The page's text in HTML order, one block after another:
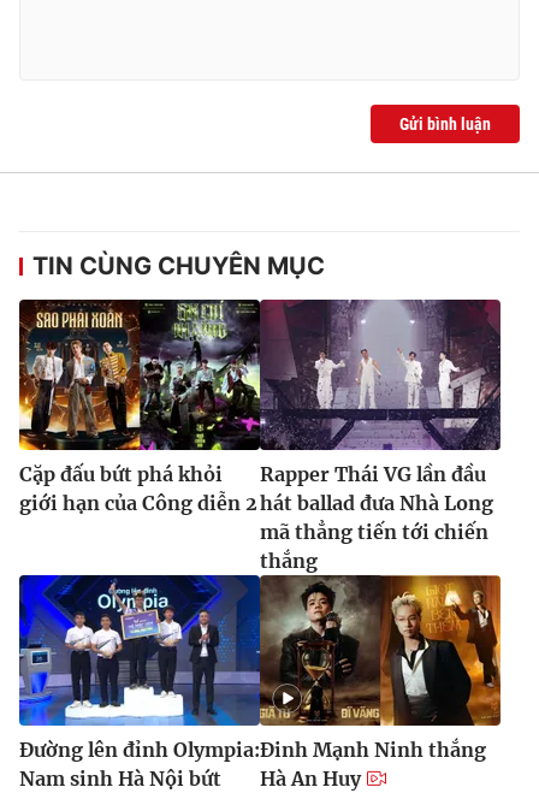
Gửi bình luận
TIN CÙNG CHUYÊN MỤC
Cặp đấu bứt phá khỏi
giới hạn của Công diễn 2
Rapper Thái VG lần đầu
hát ballad đưa Nhà Long
mã thẳng tiến tới chiến
thắng
Đường lên đỉnh Olympia:
Nam sinh Hà Nội bứt
Đinh Mạnh Ninh thắng
Hà An Huy